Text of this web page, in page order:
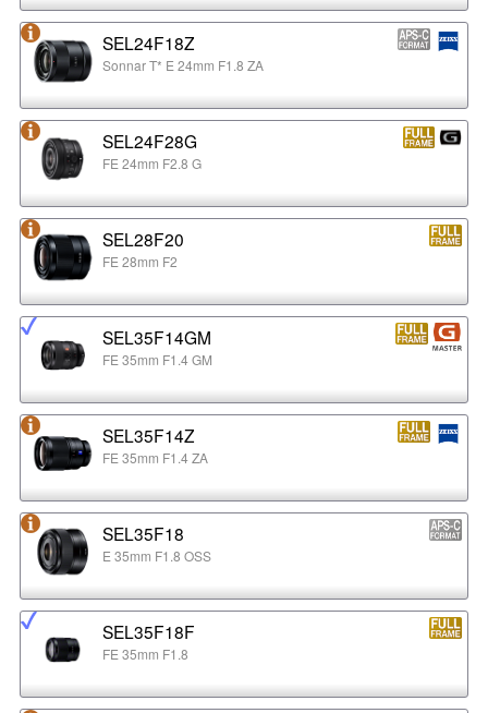
SEL24F18Z
Sonnar T* E 24mm F1.8 ZA
SEL24F28G
FE 24mm F2.8 G
SEL28F20
FE 28mm F2
SEL35F14GM
FE 35mm F1.4 GM
SEL35F14Z
FE 35mm F1.4 ZA
SEL35F18
E 35mm F1.8 OSS
SEL35F18F
FE 35mm F1.8